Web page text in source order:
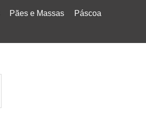
Pães e Massas
Páscoa